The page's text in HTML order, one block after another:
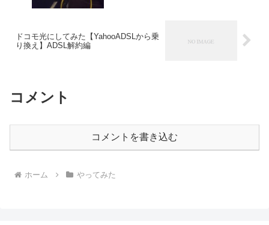
ドコモ光にしてみた【YahooADSLから乗
り換え】ADSL解約編
コメント
コメントを書き込む
ホーム やってみた